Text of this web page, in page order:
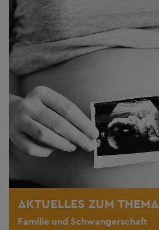
AKTUELLES ZUM
Familie und Schwangerschaft